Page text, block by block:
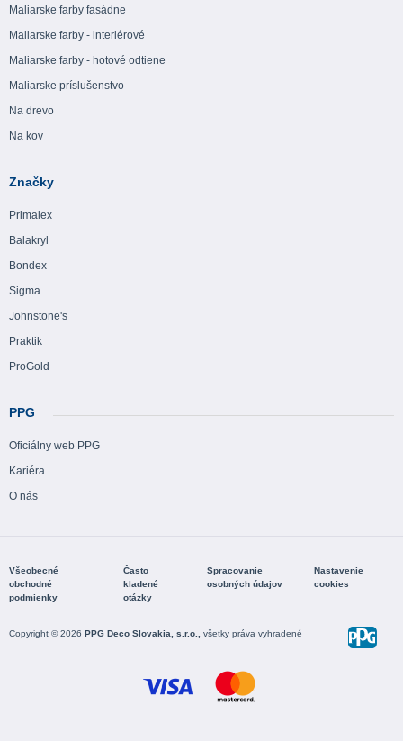
Maliarske farby fasádne
Maliarske farby - interiérové
Maliarske farby - hotové odtiene
Maliarske príslušenstvo
Na drevo
Na kov
Značky
Primalex
Balakryl
Bondex
Sigma
Johnstone's
Praktik
ProGold
PPG
Oficiálny web PPG
Kariéra
O nás
Všeobecné
obchodné
podmienky
Často
kladené
otázky
Spracovanie
osobných údajov
Nastavenie
cookies
Copyright © 2026 PPG Deco Slovakia, s.r.o., všetky práva vyhradené